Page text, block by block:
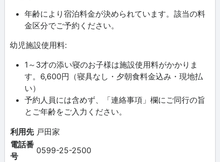
年齢により宿泊料金が決められています。該当の料
金区分でご予約ください。
幼児施設使用料:
1～3才の添い寝のお子様は施設使用料がかかりま
す。6,600円（寝具なし・夕朝食料金込み・現地払
い）
予約人員には含めず、「連絡事項」欄にご同行の旨
とご年齢をご入力ください。
利用先 戸田家
電話番
号
0599-25-2500